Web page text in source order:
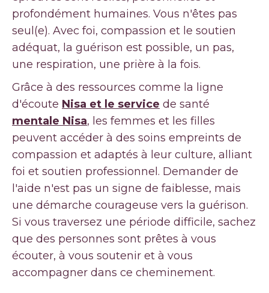
profondément humaines. Vous n'êtes pas
seul(e). Avec foi, compassion et le soutien
adéquat, la guérison est possible, un pas,
une respiration, une prière à la fois.
Grâce à des ressources comme la ligne
d'écoute Nisa et le service de santé
mentale Nisa, les femmes et les filles
peuvent accéder à des soins empreints de
compassion et adaptés à leur culture, alliant
foi et soutien professionnel. Demander de
l'aide n'est pas un signe de faiblesse, mais
une démarche courageuse vers la guérison.
Si vous traversez une période difficile, sachez
que des personnes sont prêtes à vous
écouter, à vous soutenir et à vous
accompagner dans ce cheminement.